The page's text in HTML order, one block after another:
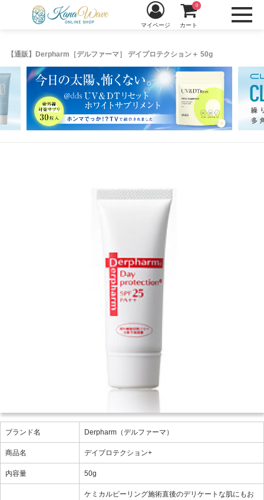
【通販】Derpharm［デルファーマ］ デイプロテクション＋ 50g
マイページ カート
0
ブランド名 Derpharm（デルファーマ）
商品名 デイプロテクション+
内容量 50g
ケミカルピーリング施術直後のデリケートな肌にもお